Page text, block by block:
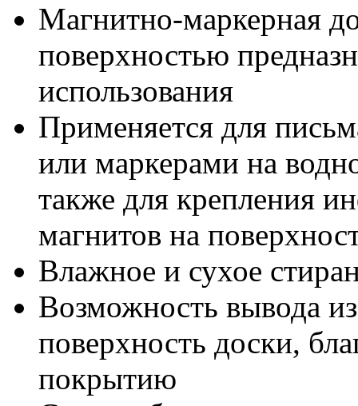
Магнитно-маркерная
поверхностью
использования
Применяется для
или маркерами на
также для крепления
магнитов на
Влажное и сухое
Возможность вывода
поверхность доски,
покрытию